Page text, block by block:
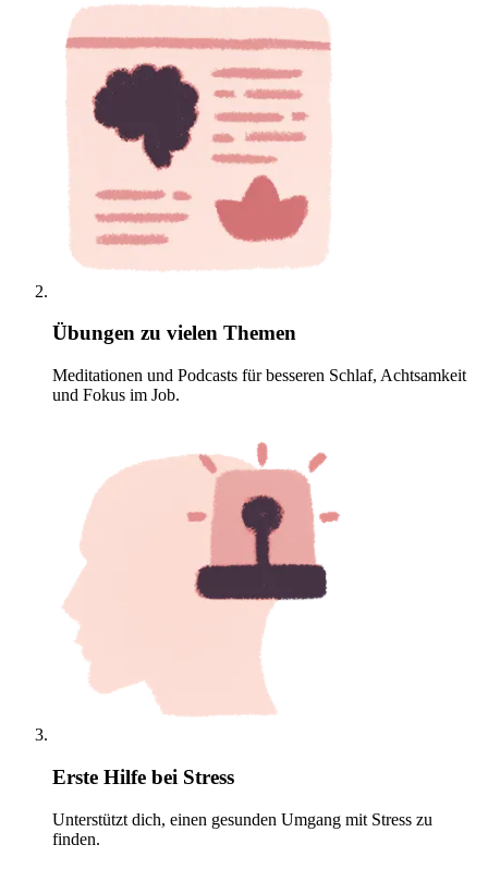
Übungen zu vielen Themen
Meditationen und Podcasts für besseren Schlaf, Achtsamkeit
und Fokus im Job.
Erste Hilfe bei Stress
Unterstützt dich, einen gesunden Umgang mit Stress zu
finden.